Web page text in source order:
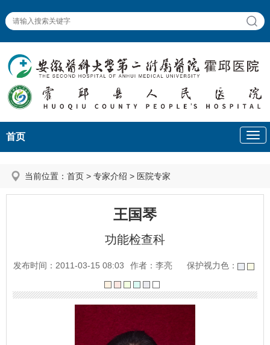
首页
当前位置： 首页 > 专家介绍 > 医院专家
王国琴
功能检查科
发布时间：2011-03-15 08:03 作者：李亮 保护视力色：